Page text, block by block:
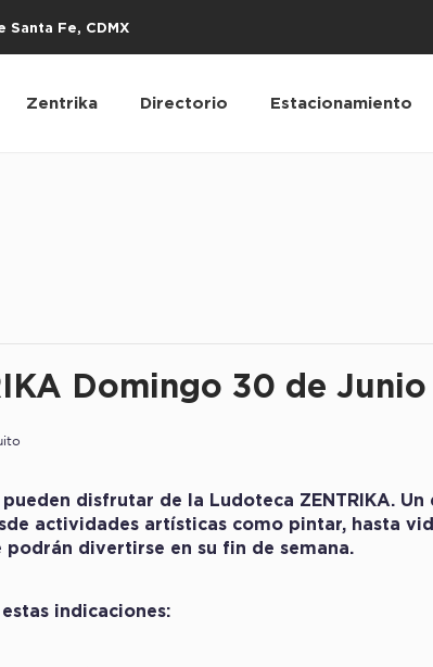
Santa Fe, CDMX
Zentrika Directorio Estacionamiento
Domingo 30 de Junio
disfrutar de la Ludoteca ZENTRIKA.
actividades artísticas como pintar, hasta
divertirse en su fin de semana.
indicaciones: